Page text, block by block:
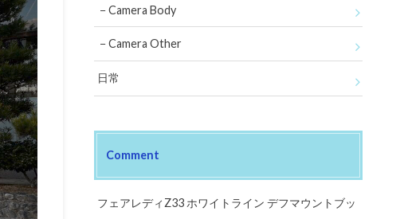
Camera Body
Camera Other
日常
Comment
フェアレディZ33 ホワイトライン デフマウントブッ